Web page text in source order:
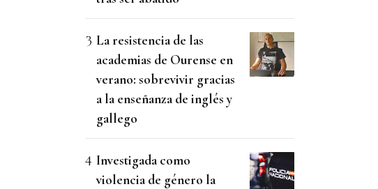
La resistencia de las
academias de Ourense en
verano: sobrevivir gracias
a la enseñanza de inglés y
gallego
Investigada como
violencia de género la